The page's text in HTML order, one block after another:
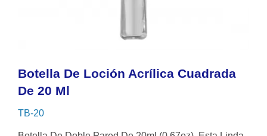
Botella De Loción Acrílica Cuadrada
De 20 Ml
TB-20